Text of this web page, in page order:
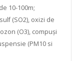
(SO2), oxizi de
(O3), compuși
(PM10 si